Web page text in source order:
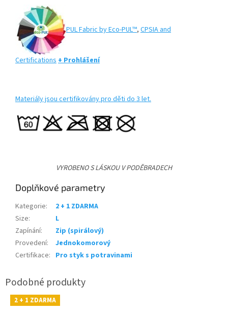
PUL Fabric by Eco-PUL™, CPSIA and
Certifications+ Prohlášení
Materiály jsou certifikovány pro děti do 3 let.
VYROBENO S LÁSKOU V PODĚBRADECH
Doplňkové parametry
Kategorie:
2 + 1 ZDARMA
Size:
L
Zapínání:
Zip (spirálový)
Provedení:
Jednokomorový
Certifikace: Pro styk s potravinami
2 + 1 ZDARMA